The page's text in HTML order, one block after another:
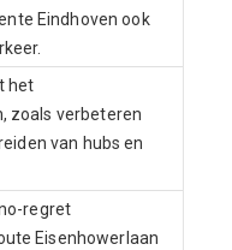
Eindhoven ook
het
zoals verbeteren
van hubs en
regret
Eisenhowerlaan